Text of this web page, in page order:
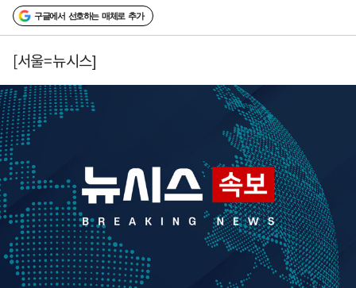
구글에서 선호하는 매체로 추가
[서울=뉴시스]